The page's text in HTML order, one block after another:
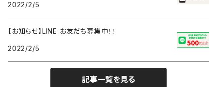
2022/2/5
【お知らせ】LINE お友だち募集中！！
2022/2/5
記事一覧を見る